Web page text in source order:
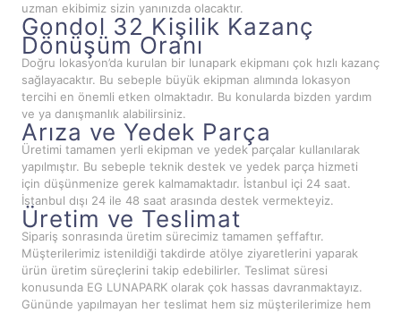
uzman ekibimiz sizin yanınızda olacaktır.
Gondol 32 Kişilik Kazanç
Dönüşüm Oranı
Doğru lokasyon’da kurulan bir lunapark ekipmanı çok hızlı kazanç
sağlayacaktır. Bu sebeple büyük ekipman alımında lokasyon
tercihi en önemli etken olmaktadır. Bu konularda bizden yardım
ve ya danışmanlık alabilirsiniz.
Arıza ve Yedek Parça
Üretimi tamamen yerli ekipman ve yedek parçalar kullanılarak
yapılmıştır. Bu sebeple teknik destek ve yedek parça hizmeti
için düşünmenize gerek kalmamaktadır. İstanbul içi 24 saat.
İstanbul dışı 24 ile 48 saat arasında destek vermekteyiz.
Üretim ve Teslimat
Sipariş sonrasında üretim sürecimiz tamamen şeffaftır.
Müşterilerimiz istenildiği takdirde atölye ziyaretlerini yaparak
ürün üretim süreçlerini takip edebilirler. Teslimat süresi
konusunda EG LUNAPARK olarak çok hassas davranmaktayız.
Gününde yapılmayan her teslimat hem siz müşterilerimize hem